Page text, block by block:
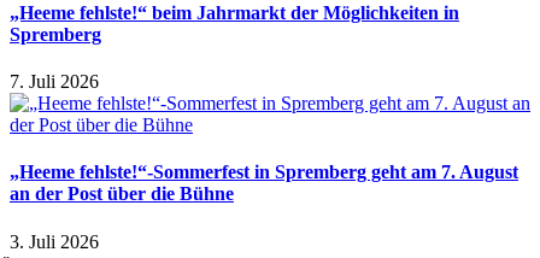
„Heeme fehlste!“ beim Jahrmarkt der Möglichkeiten in
Spremberg
7. Juli 2026
„Heeme fehlste!“-Sommerfest in Spremberg geht am 7. August
an der Post über die Bühne
3. Juli 2026